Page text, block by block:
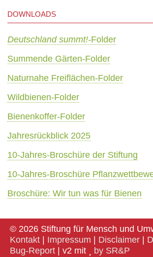
DOWNLOADS
Deutschland summt!-Folder
Summende Gärten-Folder
Naturnahe Freiflächen-Folder
Wildbienen-Folder
Bienenkoffer-Folder
Jahresrückblick 2025
10-Jahres-Broschüre der Stiftung
10-Jahres-Broschüre
Broschüre: Wir tun was für Bienen
© 2026 Stiftung für Mensch und
Kontakt | Impressum | Disclaimer |
Bug-Report | v2 mit by SR&P